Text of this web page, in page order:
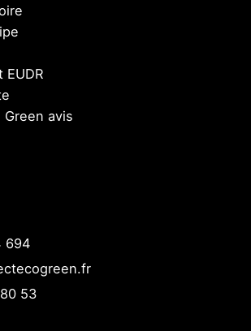
EUDR
Green avis
694
53